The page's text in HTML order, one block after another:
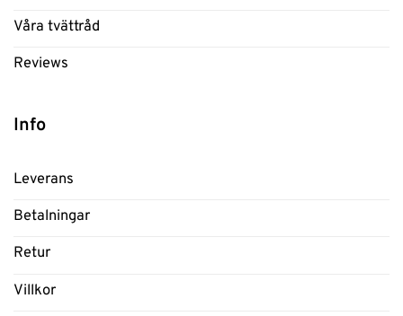
Våra tvättråd
Reviews
Info
Leverans
Betalningar
Retur
Villkor